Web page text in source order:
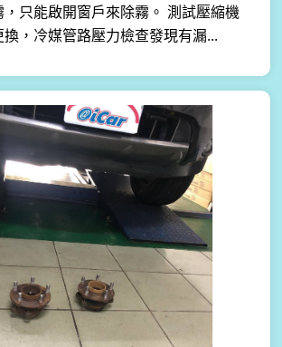
只能啟開窗戶來除霧。 測試壓縮機
，冷媒管路壓力檢查發現有漏...